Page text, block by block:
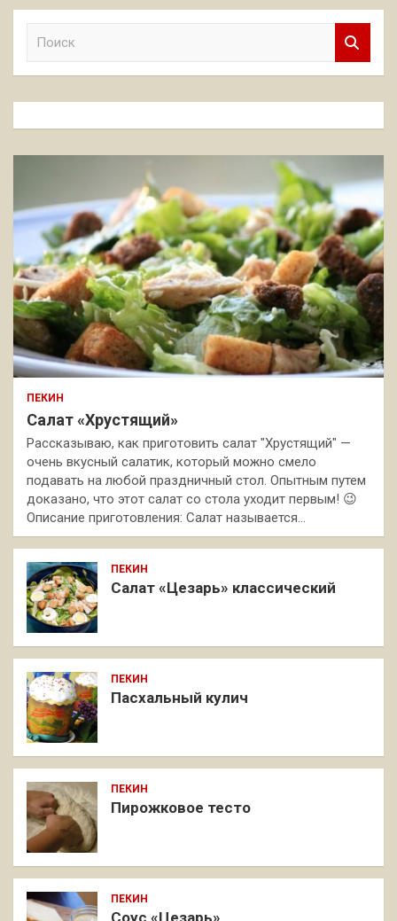
к
ПЕКИН
Салат «Хрустящий»
Рассказываю, как приготовить салат "Хрустящий" —
очень вкусный салатик, который можно смело
подавать на любой праздничный стол. Опытным путем
доказано, что этот салат со стола уходит первым! 😉
Описание приготовления: Салат называется…
ПЕКИН
Салат «Цезарь» классический
ПЕКИН
Пасхальный кулич
ПЕКИН
Пирожковое тесто
ПЕКИН